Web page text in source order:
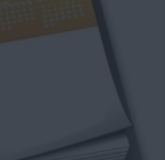
SpettacoloSport